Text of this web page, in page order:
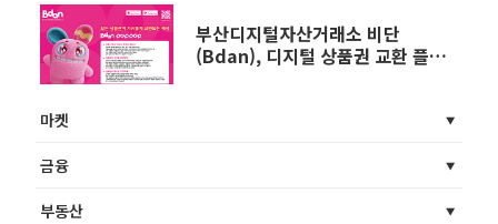
부산디지털자산거래소 비단
(Bdan), 디지털 상품권 교환 플랫
마켓
금융
부동산